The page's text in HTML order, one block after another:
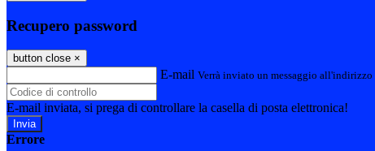
Recupero password
button close ×
E-mail Verrà inviato un messaggio
E-mail inviata, si prega di controllare la casella di posta elettronica!
Errore